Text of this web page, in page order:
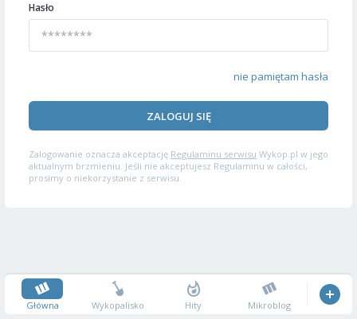
Hasło
nie pamiętam hasła
ZALOGUJ SIĘ
Zalogowanie oznacza akceptację Regulaminu serwisu Wykop.pl w jego
aktualnym brzmieniu. Jeśli nie akceptujesz Regulaminu w całości,
prosimy o niekorzystanie z serwisu.
Główna Wykopalisko Hity Mikroblog